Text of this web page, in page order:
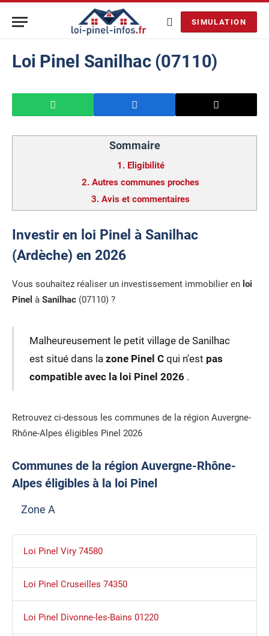
SIMULATION
Loi Pinel Sanilhac (07110)
Sommaire
1. Eligibilité
2. Autres communes proches
3. Avis et commentaires
Investir en loi Pinel à Sanilhac
(Ardèche) en 2026
Vous souhaitez réaliser un investissement immobilier en loi
Pinel à Sanilhac (07110) ?
Malheureusement le petit village de Sanilhac
est situé dans la zone Pinel Cqui n'est pas
compatible avec la loi Pinel 2026 .
Retrouvez ci-dessous les communes de la région Auvergne-
Rhône-Alpes éligibles Pinel 2026
Communes de la région Auvergne-Rhône-
Alpes éligibles à la loi Pinel
Zone A
Loi Pinel Viry 74580
Loi Pinel Cruseilles 74350
Loi Pinel Divonne-les-Bains 01220